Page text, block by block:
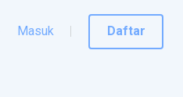
Masuk Daftar